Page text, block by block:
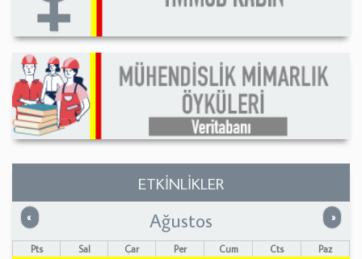
ETKİNLİKLER
« Önceki »
Ağustos
Pts Sal Çar Per Cum Cts
Paz